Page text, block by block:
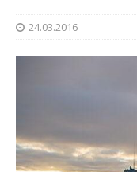
24.03.2016